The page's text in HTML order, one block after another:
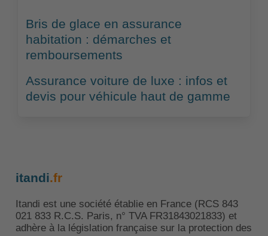
Bris de glace en assurance
habitation : démarches et
remboursements
Assurance voiture de luxe : infos et
devis pour véhicule haut de gamme
itandi.fr
Itandi est une société établie en France (RCS 843
021 833 R.C.S. Paris, n° TVA FR31843021833) et
adhère à la législation française sur la protection des